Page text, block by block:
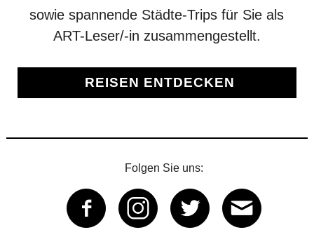
sowie spannende Städte-Trips für Sie als
ART-Leser/-in zusammengestellt.
REISEN ENTDECKEN